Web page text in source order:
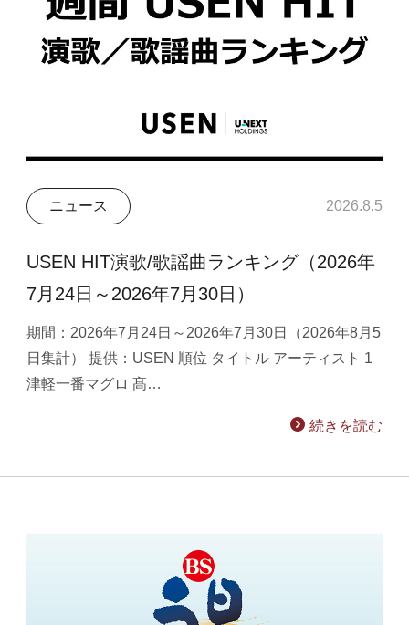
ニュース 2026.8.5
USEN HIT演歌/歌謡曲ランキング（2026年
7月24日～2026年7月30日）
期間：2026年7月24日～2026年7月30日（2026年8月5
日集計） 提供：USEN 順位 タイトル アーティスト 1
津軽一番マグロ 髙…
続きを読む